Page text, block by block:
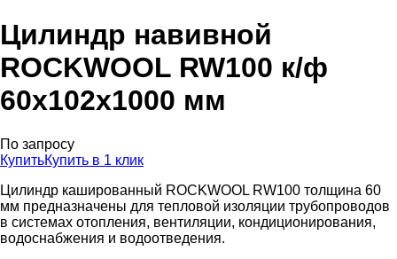
Цилиндр навивной
ROCKWOOL RW100 к/ф
60x102x1000 мм
По запросу
КупитьКупить в 1 клик
Цилиндр кашированный ROCKWOOL RW100 толщина 60
мм предназначены для тепловой изоляции трубопроводов
в системах отопления, вентиляции, кондиционирования,
водоснабжения и водоотведения.